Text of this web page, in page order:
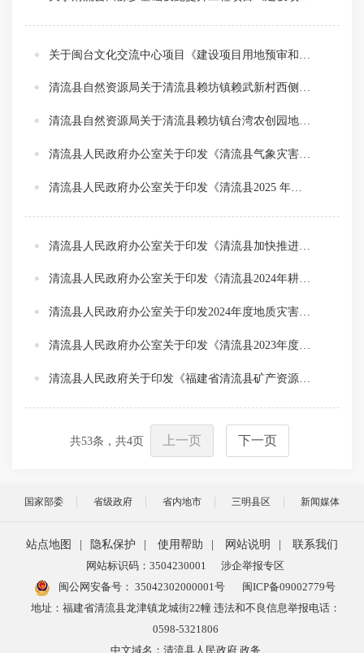
清流县自然资源局关于清流县赖坊镇赖武新村西侧地块控制性详细规划的批前公示公告
清流县自然资源局关于清流县赖坊镇台湾农创园地块控制性详细规划的批前公示公告
清流县人民政府办公室关于印发《清流县气象灾害应急预案（修订）》的通知
清流县人民政府办公室关于印发《清流县2024年耕地地力保护补贴工作实施方案》的通知
清流县人民政府办公室关于印发2024年度地质灾害防治方案的通知
共53条，共4页 上一页 下一页
国家部委 省级政府 省内地市 三明县区 新闻媒体
站点地图 | 隐私保护 | 使用帮助 | 网站说明 |
联系我们
网站标识码：3504230001
涉企举报专区
闽公网安备号： 35042302000001号
闽ICP备09002779号
地址：福建省清流县龙津镇龙城街22幢 违法和不良信息举报电话：
0598-5321806
中文域名：清流县人民政府.政务